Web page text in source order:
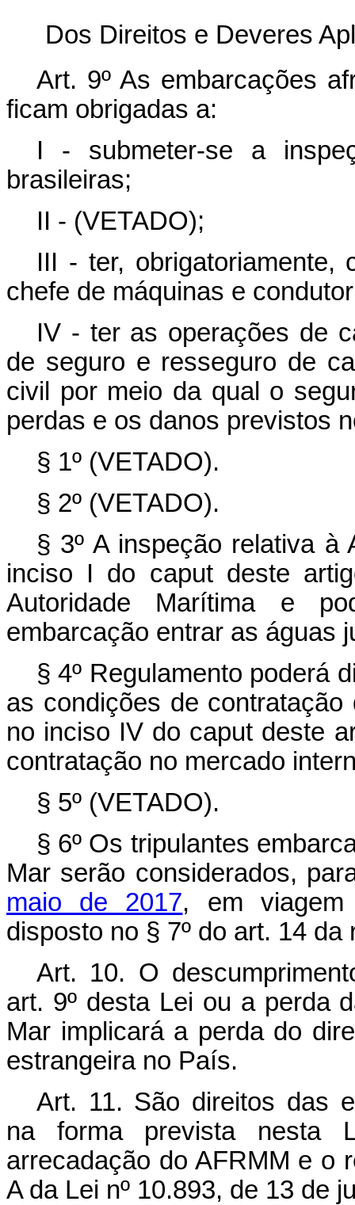
Dos Direitos e Deveres
Art. 9º As embarcações
ficam obrigadas a:
I - submeter-se a
brasileiras;
II - (VETADO);
III - ter, obrigatoriamente,
chefe de máquinas e
IV - ter as operações de
de seguro e resseguro de
civil por meio da qual o
perdas e os danos previstos
§ 1º (VETADO).
§ 2º (VETADO).
§ 3º A inspeção relativa à
inciso I do caputdeste
Autoridade Marítima e
embarcação entrar as águas
§ 4º Regulamento poderá
as condições de
no inciso IV do caput deste
contratação no mercado
§ 5º (VETADO).
§ 6º Os tripulantes
Mar serão considerados,
maio de 2017, em viagem
disposto no § 7º do art. 14 da
Art. 10. O
art. 9º desta Lei ou a perda
Mar implicará a perda do
estrangeira no País.
Art. 11. São direitos das
na forma prevista nesta
arrecadação do AFRMM e o
A da Lei nº 10.893, de 13 de